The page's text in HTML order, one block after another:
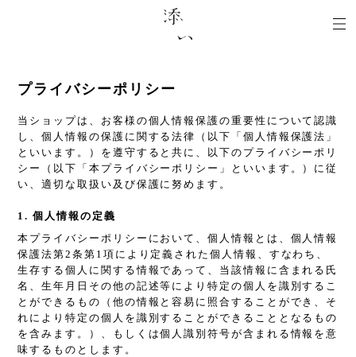
プライバシーポリシー
当ショップは、お客様の個人情報保護の重要性について認識
し、個人情報の保護に関する法律（以下「個人情報保護法」
といいます。）を遵守すると共に、以下のプライバシーポリ
シー（以下「本プライバシーポリシー」といいます。）に従
い、適切な取扱い及び保護に努めます。
1. 個人情報の定義
本プライバシーポリシーにおいて、個人情報とは、個人情報
保護法第2条第1項により定義された個人情報、すなわち、
生存する個人に関する情報であって、当該情報に含まれる氏
名、生年月日その他の記述等により特定の個人を識別するこ
とができるもの（他の情報と容易に照合することができ、そ
れにより特定の個人を識別することができることとなるもの
を含みます。）、もしくは個人識別符号が含まれる情報を意
味するものとします。